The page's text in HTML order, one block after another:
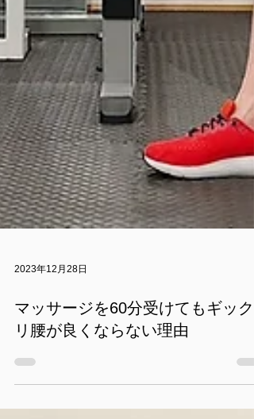
マッサージを60分受けてもギック
リ腰が良くならない理由